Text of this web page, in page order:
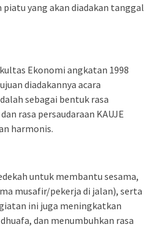
yang akan diadakan tanggal
Ekonomi angkatan 1998
diadakannya acara
sebagai bentuk rasa
rasa persaudaraan KAUJE
harmonis.
untuk membantu sesama,
musafir/pekerja di jalan), serta
ini juga meningkatkan
dan menumbuhkan rasa